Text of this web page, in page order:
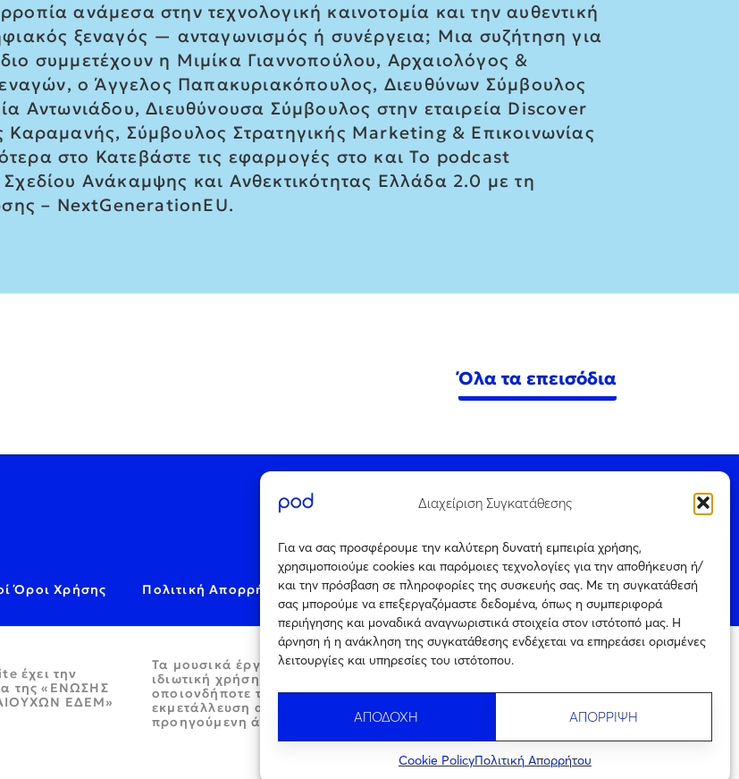
Διαχείριση Συγκατάθεσης
Για να σας προσφέρουμε την καλύτερη δυνατή εμπειρία χρήσης,
χρησιμοποιούμε cookies και παρόμοιες τεχνολογίες για την αποθήκευση ή/
και την πρόσβαση σε πληροφορίες της συσκευής σας. Με τη συγκατάθεσή
σας μπορούμε να επεξεργαζόμαστε δεδομένα, όπως η συμπεριφορά
περιήγησης και μοναδικά αναγνωριστικά στοιχεία στον ιστότοπό μας. Η
άρνηση ή η ανάκληση της συγκατάθεσης ενδέχεται να επηρεάσει ορισμένες
λειτουργίες και υπηρεσίες του ιστότοπου.
ΑΠΟΔΟΧΗ ΑΠΟΡΡΙΨΗ
Cookie PolicyΠολιτική Απορρήτου
ανάμεσα στην τεχνολογική καινοτομία και την αυθεντική
ξεναγός — ανταγωνισμός ή συνέργεια; Μια συζήτηση για
συμμετέχουν η Μιμίκα Γιαννοπούλου, Αρχαιολόγος &
ο Άγγελος Παπακυριακόπουλος, Διευθύνων Σύμβουλος
Αντωνιάδου, Διευθύνουσα Σύμβουλος στην εταιρεία Discover
Καραμανής, Σύμβουλος Στρατηγικής Marketing & Επικοινωνίας
στο Κατεβάστε τις εφαρμογές στο και Το podcast
Σχεδίου Ανάκαμψης και Ανθεκτικότητας Ελλάδα 2.0 με τη
– NextGenerationEU.
Όλα τα επεισόδια
Όροι Χρήσης Πολιτική Απορρήτου Cookie Policy
έχει την
της «ΕΝΩΣΗΣ
ΕΔΕΜ»
Τα μουσικά έργα παρέχονται μόνο για
ιδιωτική χρήση και απαγορεύεται η με
οποιονδήποτε τρόπο περαιτέρω
εκμετάλλευση αυτών χωρίς την
προηγούμενη άδεια.
Αριθμός
242754